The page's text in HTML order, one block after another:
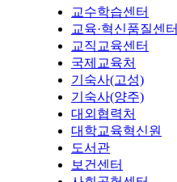
교수학습센터
교육·혁신품질센터
교직교육센터
국제교육처
기숙사(고성)
기숙사(양주)
대외협력처
대학교육혁신원
도서관
보건센터